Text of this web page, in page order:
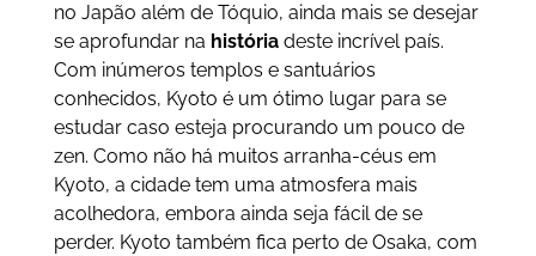
no Japão além de Tóquio, ainda mais se desejar
se aprofundar na históriadeste incrível país.
Com inúmeros templos e santuários
conhecidos, Kyoto é um ótimo lugar para se
estudar caso esteja procurando um pouco de
zen. Como não há muitos arranha-céus em
Kyoto, a cidade tem uma atmosfera mais
acolhedora, embora ainda seja fácil de se
perder. Kyoto também fica perto de Osaka, com